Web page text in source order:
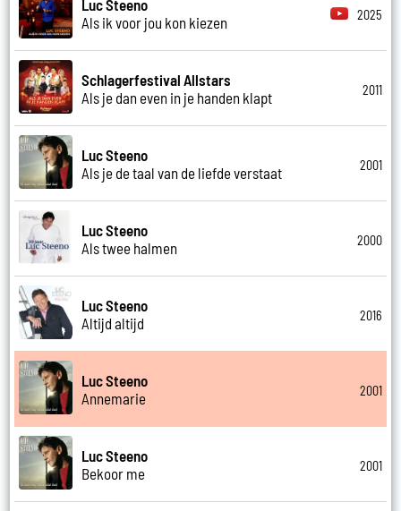
Luc Steeno
Als ik voor jou kon kiezen
2025
Schlagerfestival Allstars
Als je dan even in je handen klapt
2011
Luc Steeno
Als je de taal van de liefde verstaat
2001
Luc Steeno
Als twee halmen
2000
Luc Steeno
Altijd altijd
2016
Luc Steeno
Annemarie
2001
Luc Steeno
Bekoor me
2001